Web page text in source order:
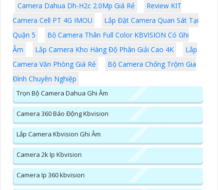
Camera Dahua Dh-H2c 2.0Mp Giá Rẻ
Review KIT
Camera Cell PT 4G IMOU
Lắp Đặt Camera Quan Sát Tại
Quận 5
Bộ Camera Thân Full Color KBVISION Có Ghi
Âm
Lắp Camera Kho Hàng Độ Phân Giải Cao 4K
Lắp
Camera Văn Phòng Giá Rẻ
Bộ Camera Chống Trộm Gia
Đình Chuyên Nghiệp
Trọn Bộ Camera Dahua Ghi Âm
Camera 360 Báo Động Kbvision
Lắp Camera Kbvision Ghi Âm
Camera 2k Ip Kbvision
Camera Ip 360 kbvision